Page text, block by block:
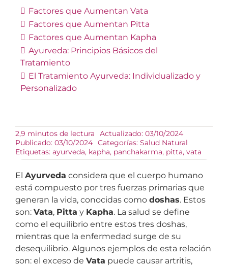
Factores que Aumentan Vata
Factores que Aumentan Pitta
Factores que Aumentan Kapha
Ayurveda: Principios Básicos del
Tratamiento
El Tratamiento Ayurveda: Individualizado y
Personalizado
2,9 minutos de lectura
Actualizado: 03/10/2024
Publicado: 03/10/2024 Categorías: Salud Natural
Etiquetas: ayurveda, kapha, panchakarma, pitta, vata
El Ayurveda considera que el cuerpo humano
está compuesto por tres fuerzas primarias que
generan la vida, conocidas como doshas. Estos
son: Vata, Pitta y Kapha. La salud se define
como el equilibrio entre estos tres doshas,
mientras que la enfermedad surge de su
desequilibrio. Algunos ejemplos de esta relación
son: el exceso de Vata puede causar artritis,